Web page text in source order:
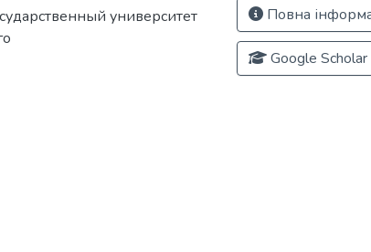
университет
Повна
Google Scholar